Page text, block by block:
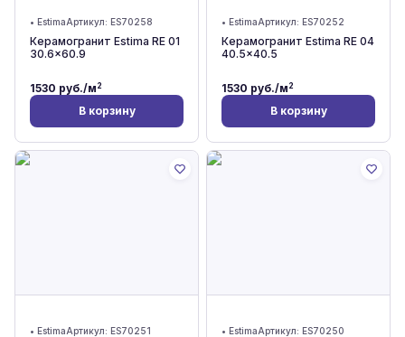
• EstimaАртикул: ES70258
Керамогранит Estima RE 01
30.6x60.9
1530 руб./м2
В корзину
• EstimaАртикул: ES70252
Керамогранит Estima RE 04
40.5x40.5
1530 руб./м2
В корзину
• EstimaАртикул: ES70251 • EstimaАртикул: ES70250